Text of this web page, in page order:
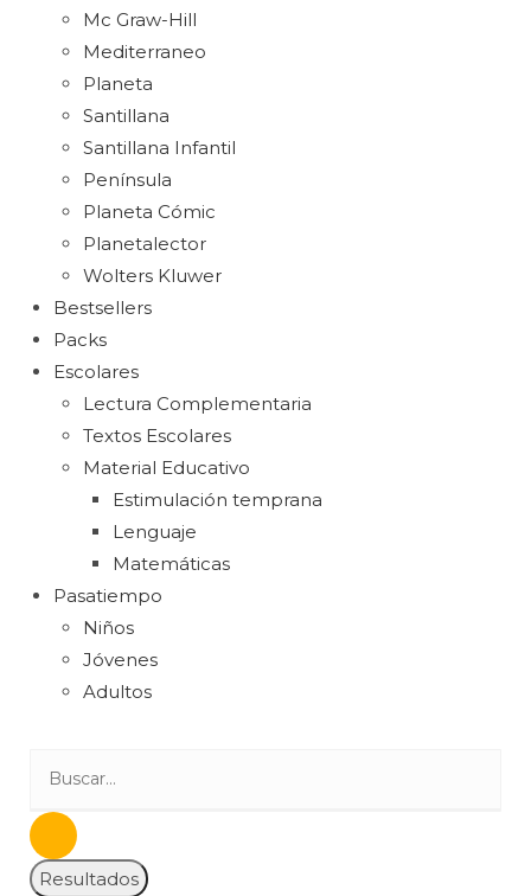
Mc Graw-Hill
Mediterraneo
Planeta
Santillana
Santillana Infantil
Península
Planeta Cómic
Planetalector
Wolters Kluwer
Bestsellers
Packs
Escolares
Lectura Complementaria
Textos Escolares
Material Educativo
Estimulación temprana
Lenguaje
Matemáticas
Pasatiempo
Niños
Jóvenes
Adultos
Resultados